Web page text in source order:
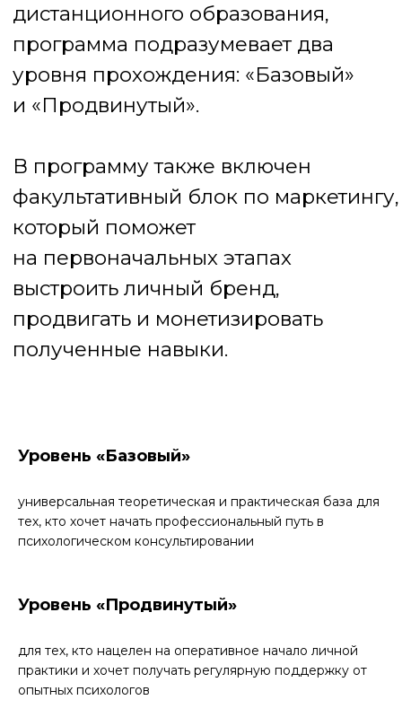
Уровень «‎Базовый»
универсальная теоретическая и практическая база для
тех, кто хочет начать профессиональный путь в
психологическом консультировании
Уровень «‎Продвинутый»
для тех, кто нацелен на оперативное начало личной
практики и хочет получать регулярную поддержку от
опытных психологов
Программа реализуется
совместно с МИП